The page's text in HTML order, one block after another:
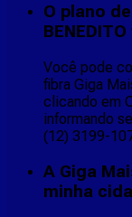
O plano
Você pode
fibra Giga
clicando em
informando
(12) 3199-
A Giga
minha